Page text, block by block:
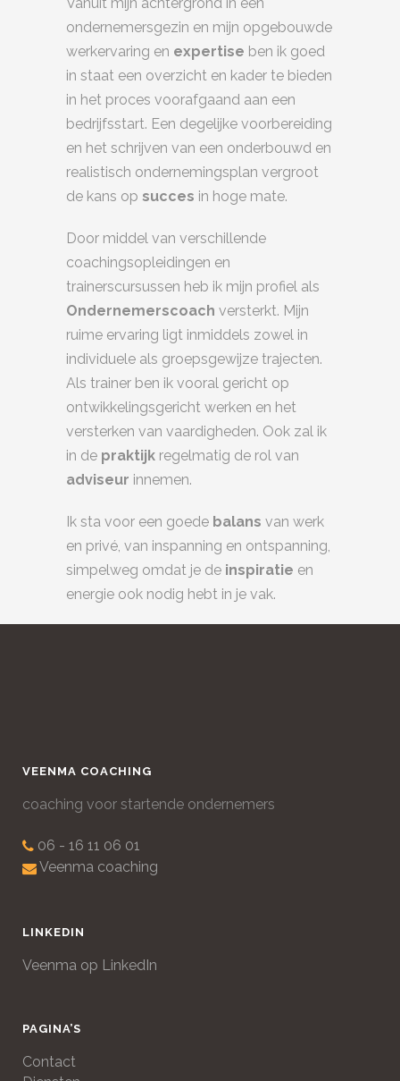
ondernemersgezin en mijn opgebouwde
werkervaring en expertise ben ik goed
in staat een overzicht en kader te bieden
in het proces voorafgaand aan een
bedrijfsstart. Een degelijke voorbereiding
en het schrijven van een onderbouwd en
realistisch ondernemingsplan vergroot
de kans op succes in hoge mate.
Door middel van verschillende
coachingsopleidingen en
trainerscursussen heb ik mijn profiel als
Ondernemerscoach versterkt. Mijn
ruime ervaring ligt inmiddels zowel in
individuele als groepsgewijze trajecten.
Als trainer ben ik vooral gericht op
ontwikkelingsgericht werken en het
versterken van vaardigheden. Ook zal ik
in de praktijk regelmatig de rol van
adviseur innemen.
Ik sta voor een goede balans van werk
en privé, van inspanning en ontspanning,
simpelweg omdat je de inspiratie en
energie ook nodig hebt in je vak.
VEENMA COACHING
coaching voor startende ondernemers
06 - 16 11 06 01
Veenma coaching
LINKEDIN
Veenma op LinkedIn
PAGINA’S
Contact